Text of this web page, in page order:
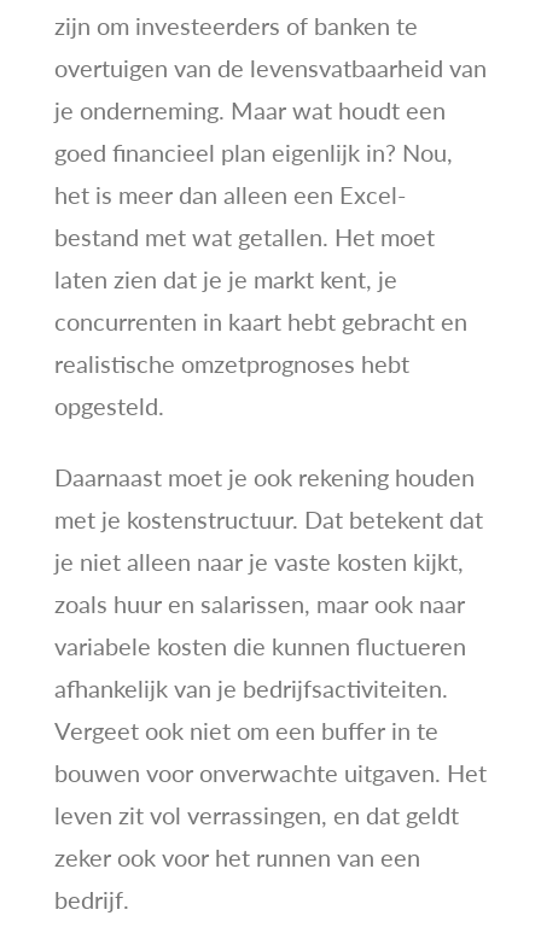
zijn om investeerders of banken te
overtuigen van de levensvatbaarheid van
je onderneming. Maar wat houdt een
goed financieel plan eigenlijk in? Nou,
het is meer dan alleen een Excel-
bestand met wat getallen. Het moet
laten zien dat je je markt kent, je
concurrenten in kaart hebt gebracht en
realistische omzetprognoses hebt
opgesteld.
Daarnaast moet je ook rekening houden
met je kostenstructuur. Dat betekent dat
je niet alleen naar je vaste kosten kijkt,
zoals huur en salarissen, maar ook naar
variabele kosten die kunnen fluctueren
afhankelijk van je bedrijfsactiviteiten.
Vergeet ook niet om een buffer in te
bouwen voor onverwachte uitgaven. Het
leven zit vol verrassingen, en dat geldt
zeker ook voor het runnen van een
bedrijf.